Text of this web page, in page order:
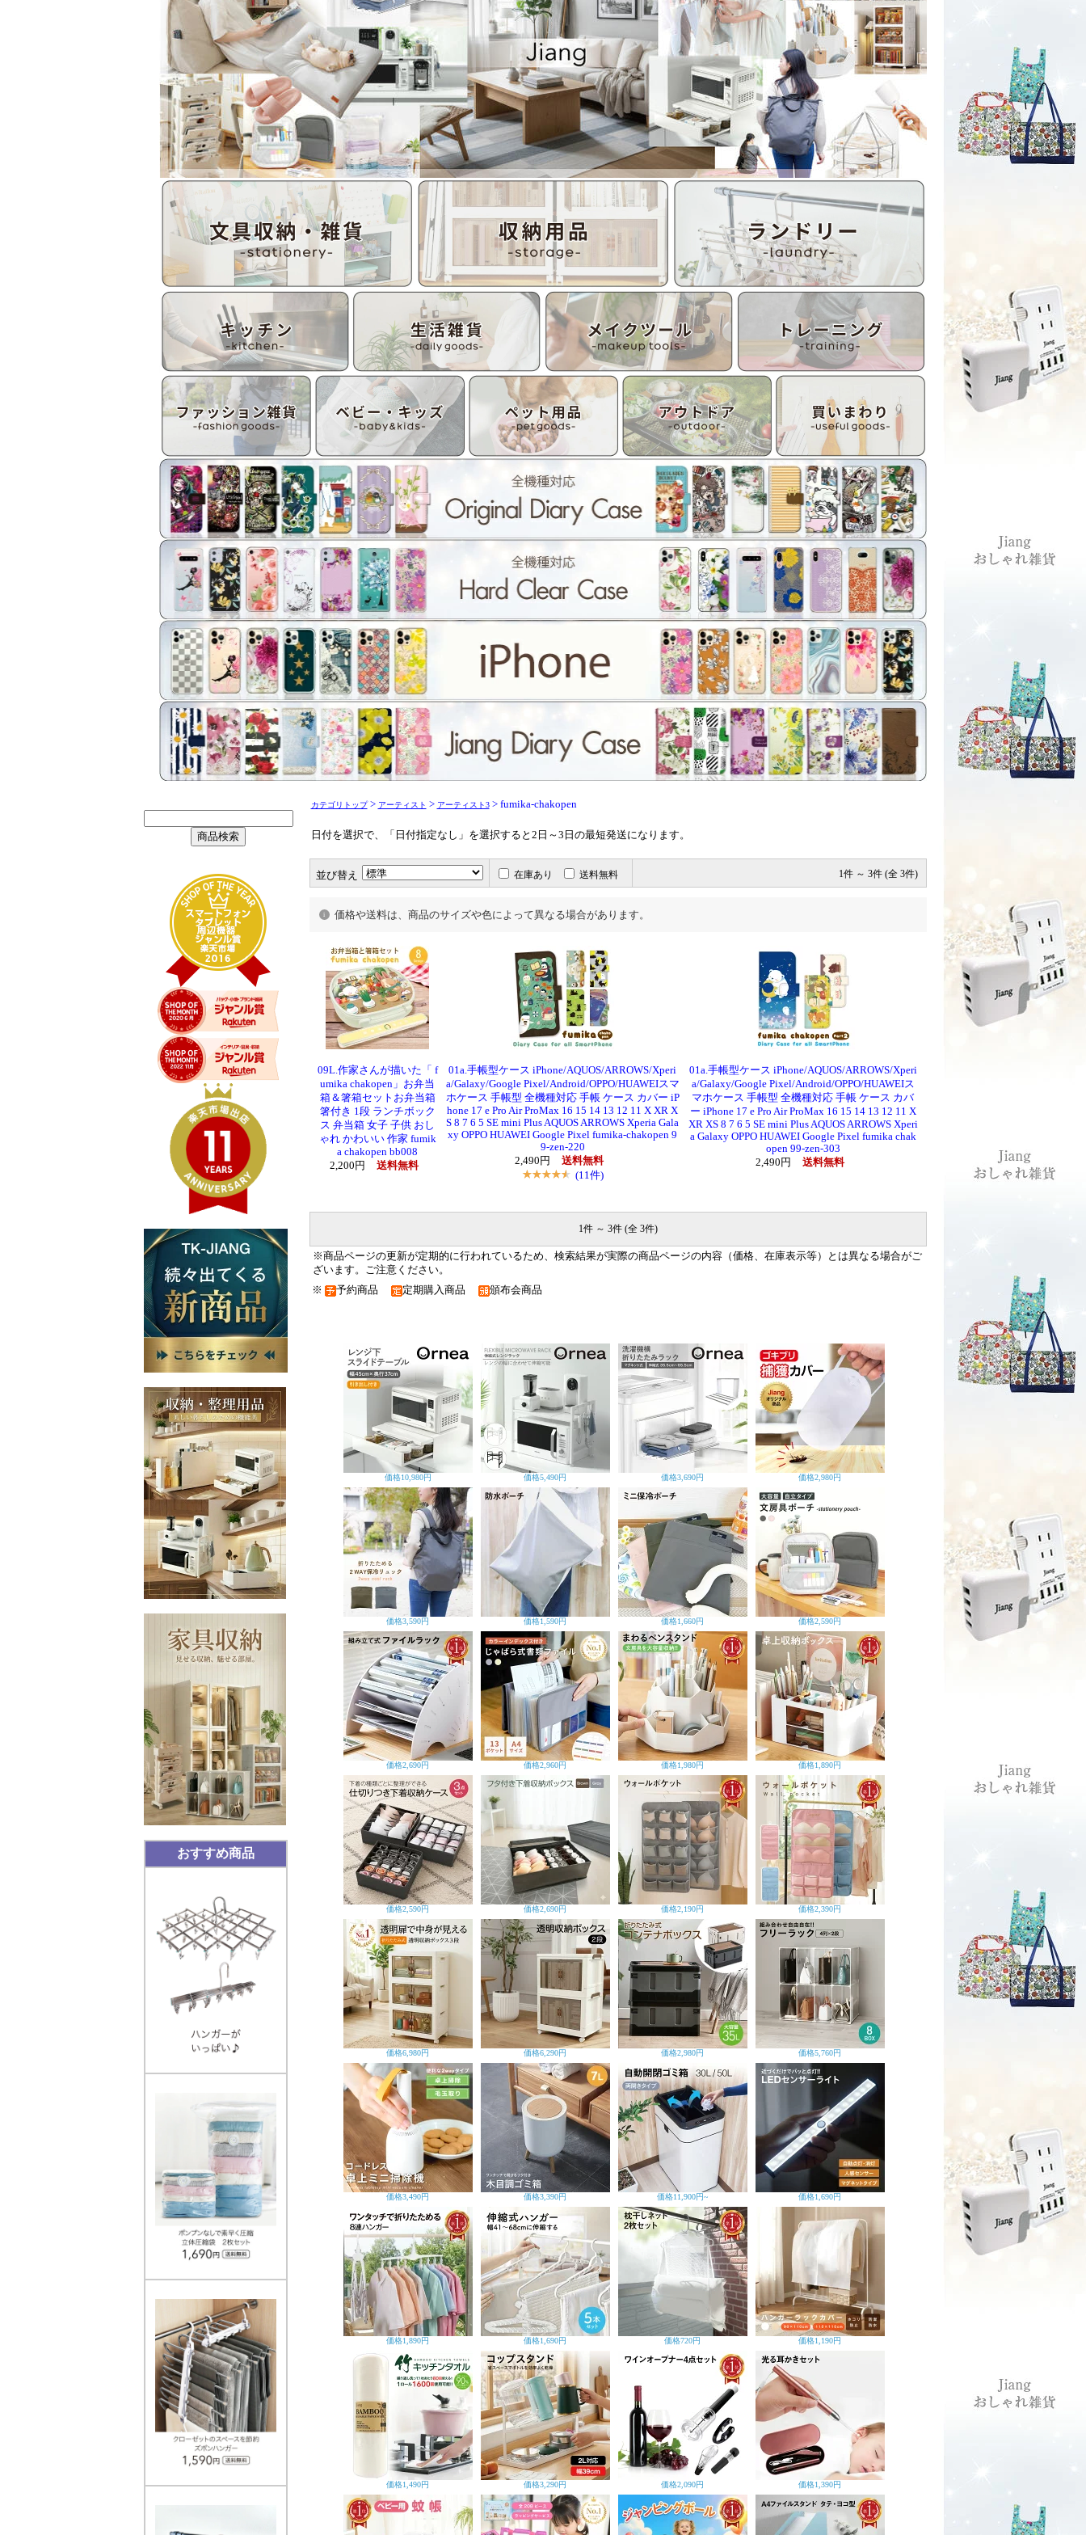
おすすめ商品
カテゴリトップ> アーティスト > アーティスト3> fumika-chakopen
日付を選択で、「日付指定なし」を選択すると2日～3日の最短発送になります。
並び替え 在庫あり 送料無料 1件 ～ 3件 (全 3件)
価格や送料は、商品のサイズや色によって異なる場合があります。
09L.作家さんが描いた「 f
umika chakopen」お弁当
箱＆箸箱セットお弁当箱
箸付き 1段 ランチボック
ス 弁当箱 女子 子供 おし
ゃれ かわいい 作家 fumik
a chakopen bb008
2,200円
送料無料
01a.手帳型ケース iPhone/AQUOS/ARROWS/Xperi
a/Galaxy/Google Pixel/Android/OPPO/HUAWEIスマ
ホケース 手帳型 全機種対応 手帳 ケース カバー iP
hone 17 e Pro Air ProMax 16 15 14 13 12 11 X XR X
S 8 7 6 5 SE mini Plus AQUOS ARROWS Xperia Gala
xy OPPO HUAWEI Google Pixel fumika-chakopen 9
9-zen-220
2,490円
送料無料
(11件)
01a.手帳型ケース iPhone/AQUOS/ARROWS/Xperi
a/Galaxy/Google Pixel/Android/OPPO/HUAWEIス
マホケース 手帳型 全機種対応 手帳 ケース カバ
ー iPhone 17 e Pro Air ProMax 16 15 14 13 12 11 X
XR XS 8 7 6 5 SE mini Plus AQUOS ARROWS Xperi
a Galaxy OPPO HUAWEI Google Pixel fumika chak
open 99-zen-303
2,490円
送料無料
1件 ～ 3件 (全 3件)
※商品ページの更新が定期的に行われているため、検索結果が実際の商品ページの内容（価格、在庫表示等）とは異なる場合がご
ざいます。ご注意ください。
※ 予約商品 定期購入商品 頒布会商品
価格10,980円 価格5,490円 価格3,690円 価格2,980円
価格3,590円 価格1,590円 価格1,660円 価格2,590円
価格2,690円 価格2,960円 価格1,980円 価格1,890円
価格2,590円 価格2,690円 価格2,190円 価格2,390円
価格6,980円 価格6,290円 価格2,980円 価格5,760円
価格3,490円 価格3,390円 価格11,900円~ 価格1,690円
価格1,890円 価格1,690円 価格720円 価格1,190円
価格1,490円 価格3,290円 価格2,090円 価格1,390円